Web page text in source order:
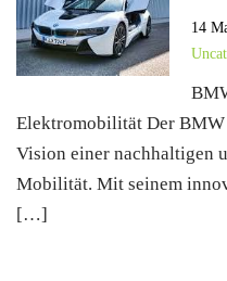
14
Elektromobilität Der
Vision einer nachhaltigen
Mobilität. Mit seinem
[…]